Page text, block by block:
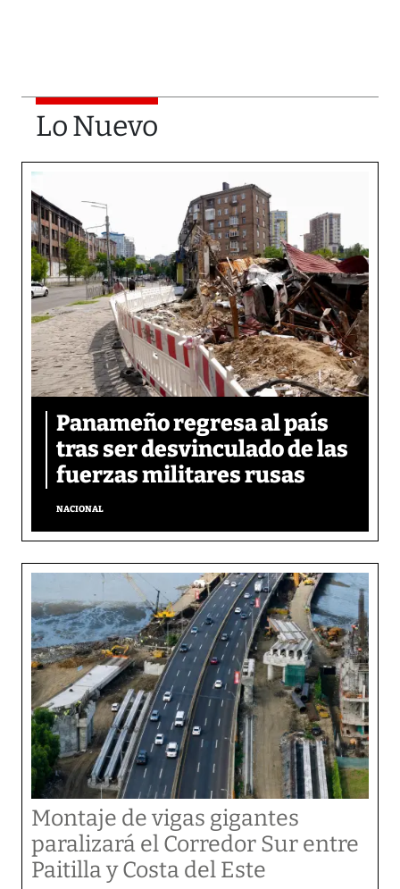
Lo Nuevo
Panameño regresa al país
tras ser desvinculado de las
fuerzas militares rusas
NACIONAL
Montaje de vigas gigantes
paralizará el Corredor Sur entre
Paitilla y Costa del Este